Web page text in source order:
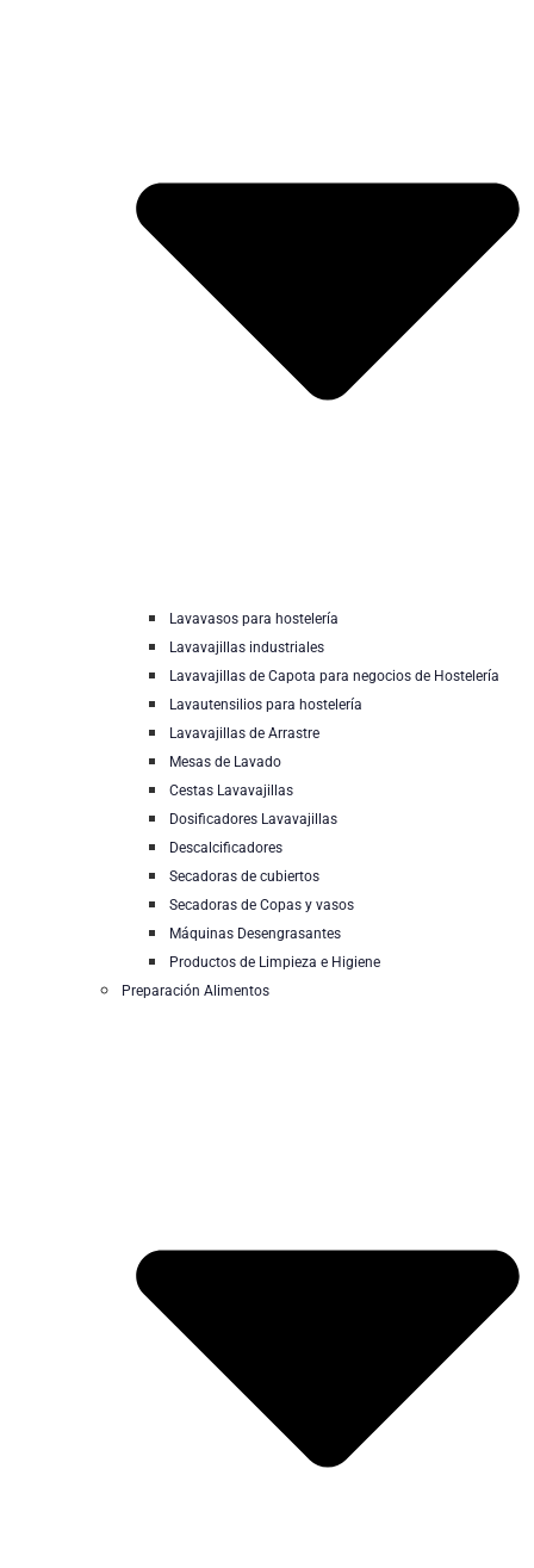
Lavavasos para hostelería
Lavavajillas industriales
Lavavajillas de Capota para negocios de Hostelería
Lavautensilios para hostelería
Lavavajillas de Arrastre
Mesas de Lavado
Cestas Lavavajillas
Dosificadores Lavavajillas
Descalcificadores
Secadoras de cubiertos
Secadoras de Copas y vasos
Máquinas Desengrasantes
Productos de Limpieza e Higiene
Preparación Alimentos